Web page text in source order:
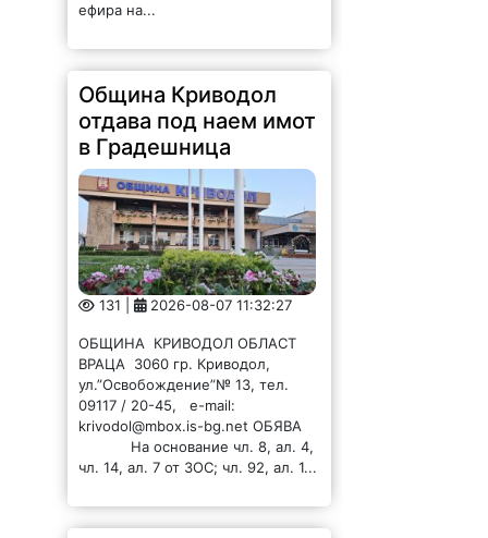
ефира на...
Община Криводол
отдава под наем имот
в Градешница
131 | 2026-08-07 11:32:27
ОБЩИНА КРИВОДОЛ ОБЛАСТ
ВРАЦА 3060 гр. Криводол,
ул.”Освобождение”№ 13, тел.
09117 / 20-45, e-mail:
krivodol@mbox.is-bg.net ОБЯВА
На основание чл. 8, ал. 4,
чл. 14, ал. 7 от ЗОС; чл. 92, ал. 1...